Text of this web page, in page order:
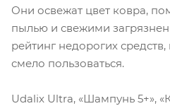
Они освежат цвет ковра,
пылью и свежими
рейтинг недорогих
смело пользоваться.
Udalix Ultra, «Шампунь 5+»,